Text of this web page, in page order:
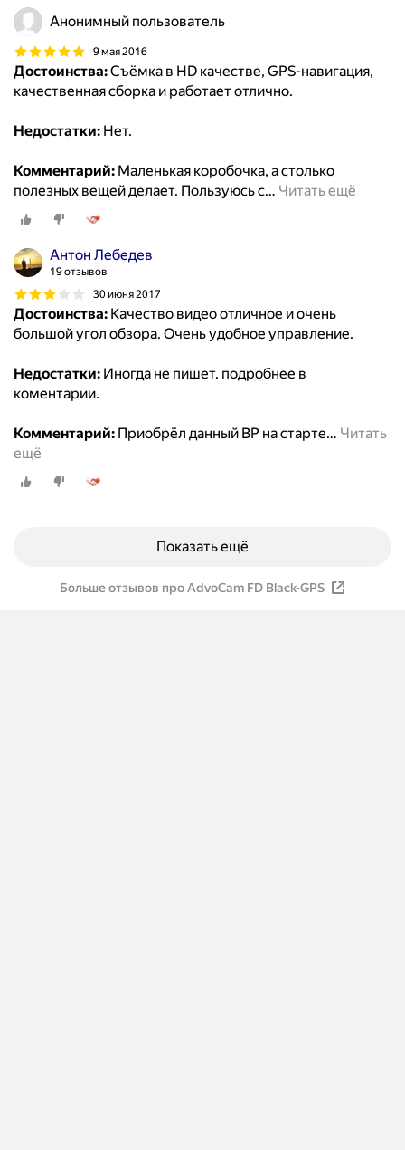
Анонимный пользователь
9 мая 2016
Достоинства:Съёмка в HD качестве, GPS-навигация,
качественная сборка и работает отлично.
Недостатки: Нет.
Комментарий: Маленькая коробочка, а столько
полезных вещей делает. Пользуюсь с… Читать ещё
Антон Лебедев
19 отзывов
30 июня 2017
Достоинства: Качество видео отличное и очень
большой угол обзора. Очень удобное управление.
Недостатки: Иногда не пишет. подробнее в
коментарии.
Комментарий: Приобрёл данный ВР на старте… Читать
ещё
Показать ещё
Больше отзывов про AdvoCam FD Black-GPS